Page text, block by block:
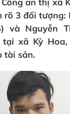
3 đối tượng:
và Nguyễn
tại xã Kỳ
tài sản.